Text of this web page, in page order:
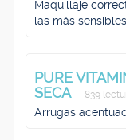
Maquillaje
las más sensibles
PURE
SECA
839
Arrugas